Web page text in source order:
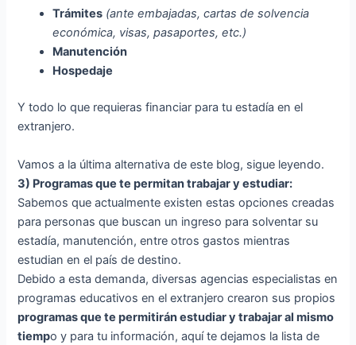
Trámites (ante embajadas, cartas de solvencia
económica, visas, pasaportes, etc.)
Manutención
Hospedaje
Y todo lo que requieras financiar para tu estadía en el
extranjero.
Vamos a la última alternativa de este blog, sigue leyendo.
3) Programas que te permitan trabajar y estudiar:
Sabemos que actualmente existen estas opciones creadas
para personas que buscan un ingreso para solventar su
estadía, manutención, entre otros gastos mientras
estudian en el país de destino.
Debido a esta demanda, diversas agencias especialistas en
programas educativos en el extranjero crearon sus propios
programas que te permitirán estudiar y trabajar al mismo
tiempo y para tu información, aquí te dejamos la lista de